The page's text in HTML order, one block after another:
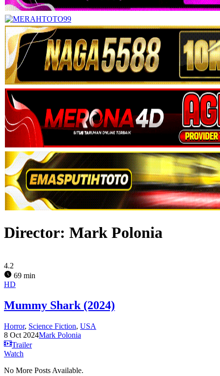
Director: Mark Polonia
4.2
69 min
HD
Mummy Shark (2024)
Horror, Science Fiction, USA
8 Oct 2024Mark Polonia
Trailer
Watch
No More Posts Available.